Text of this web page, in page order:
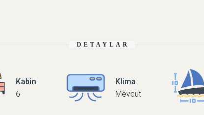
DETAYLAR
Kabin
6
Klima
Mevcut